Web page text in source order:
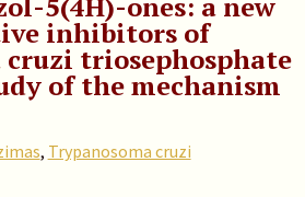
inhibitors of
cruzi triosephosphate
of the mechanism
, Trypanosoma cruzi